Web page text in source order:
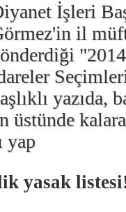
İşleri
il
yazıda,
yap
yasak